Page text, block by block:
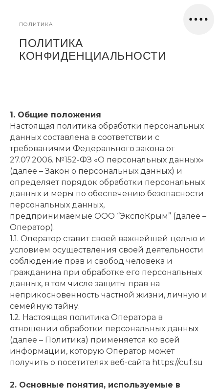
ПОЛИТИКА
ПОЛИТИКА
КОНФИДЕНЦИАЛЬНОСТИ
1. Общие положения
Настоящая политика обработки персональных
данных составлена в соответствии с
требованиями Федерального закона от
27.07.2006. №152-ФЗ «О персональных данных»
(далее – Закон о персональных данных) и
определяет порядок обработки персональных
данных и меры по обеспечению безопасности
персональных данных,
предпринимаемые ООО “ЭкспоКрым” (далее –
Оператор).
1.1. Оператор ставит своей важнейшей целью и
условием осуществления своей деятельности
соблюдение прав и свобод человека и
гражданина при обработке его персональных
данных, в том числе защиты прав на
неприкосновенность частной жизни, личную и
семейную тайну.
1.2. Настоящая политика Оператора в
отношении обработки персональных данных
(далее – Политика) применяется ко всей
информации, которую Оператор может
получить о посетителях веб-сайта https://cuf.su
2. Основные понятия, используемые в